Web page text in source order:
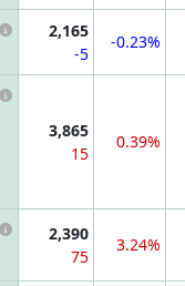
Information
2,165
-5
-0.23%
Information
3,865
15
0.39%
Information
2,390
75
3.24%